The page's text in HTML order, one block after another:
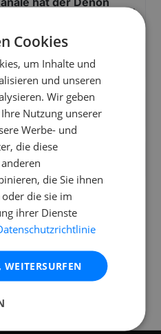
Denon DJ Prime
GO+ einen
GO+ einen
Standorten
Cookies
um Inhalte und
und unseren
Wir geben
Nutzung unserer
Werbe- und
die diese
die Sie ihnen
die sie im
ihrer Dienste
WEITERSURFEN